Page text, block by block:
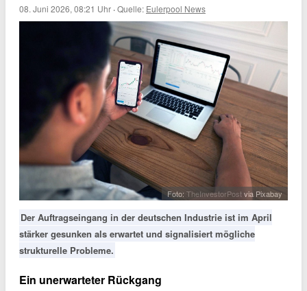
08. Juni 2026, 08:21 Uhr ·Quelle: Eulerpool News
Foto: TheInvestorPostvia Pixabay
Der Auftragseingang in der deutschen Industrie ist im April
stärker gesunken als erwartet und signalisiert mögliche
strukturelle Probleme.
Ein unerwarteter Rückgang